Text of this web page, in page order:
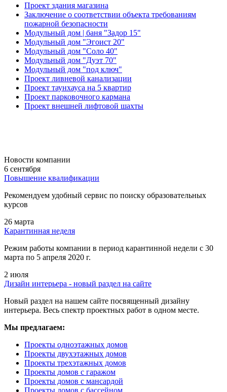
Проект здания магазина
Заключение о соответствии объекта требованиям
пожарной безопасности
Модульный дом | баня "Задор 15"
Модульный дом "Эгоист 20"
Модульный дом "Соло 40"
Модульный дом "Дуэт 70"
Модульный дом "под ключ"
Проект ливневой канализации
Проект таунхауса на 5 квартир
Проект парковочного кармана
Проект внешней лифтовой шахты
Новости компании
6 сентября
Повышение квалификации
Рекомендуем удобный сервис по поиску образовательных
курсов
26 марта
Карантинная неделя
Режим работы компании в период карантинной недели c 30
марта по 5 апреля 2020 г.
2 июля
Дизайн интерьера - новый раздел на сайте
Новый раздел на нашем сайте посвященный дизайну
интерьера. Весь спектр проектных работ в одном месте.
Мы предлагаем:
Проекты одноэтажных домов
Проекты двухэтажных домов
Проекты трехэтажных домов
Проекты домов с гаражом
Проекты домов с мансардой
Проекты домов с бассейном